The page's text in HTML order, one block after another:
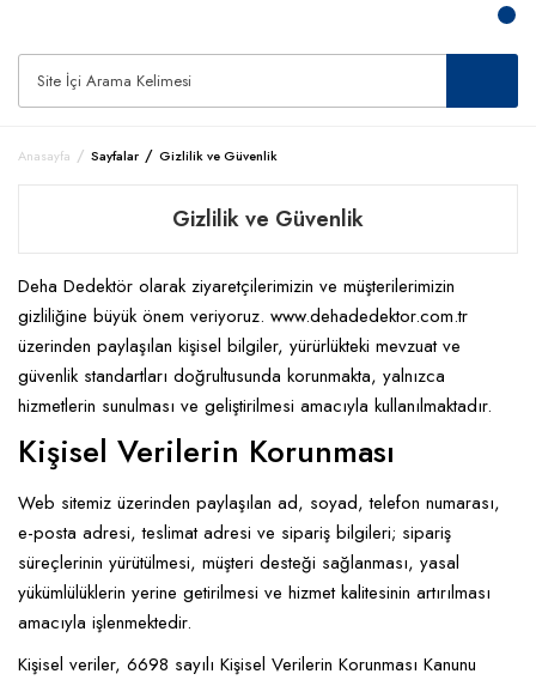
Anasayfa Sayfalar Gizlilik ve Güvenlik
Gizlilik ve Güvenlik
Deha Dedektör olarak ziyaretçilerimizin ve müşterilerimizin
gizliliğine büyük önem veriyoruz. www.dehadedektor.com.tr
üzerinden paylaşılan kişisel bilgiler, yürürlükteki mevzuat ve
güvenlik standartları doğrultusunda korunmakta, yalnızca
hizmetlerin sunulması ve geliştirilmesi amacıyla kullanılmaktadır.
Kişisel Verilerin Korunması
Web sitemiz üzerinden paylaşılan ad, soyad, telefon numarası,
e-posta adresi, teslimat adresi ve sipariş bilgileri; sipariş
süreçlerinin yürütülmesi, müşteri desteği sağlanması, yasal
yükümlülüklerin yerine getirilmesi ve hizmet kalitesinin artırılması
amacıyla işlenmektedir.
Kişisel veriler, 6698 sayılı Kişisel Verilerin Korunması Kanunu